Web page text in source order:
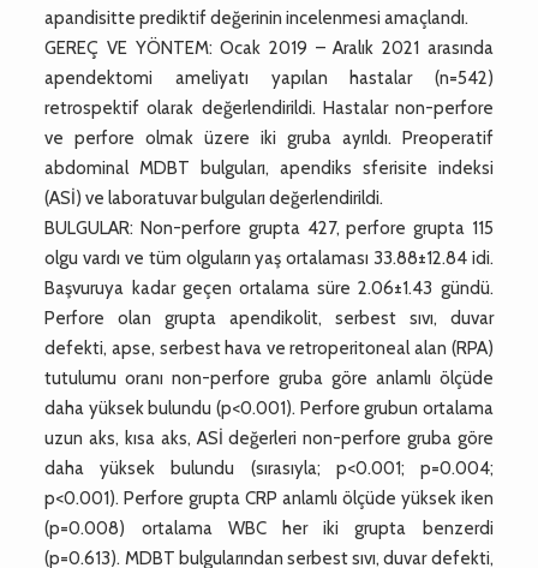
apandisitte prediktif değerinin incelenmesi amaçlandı.
GEREÇ VE YÖNTEM: Ocak 2019 – Aralık 2021 arasında
apendektomi ameliyatı yapılan hastalar (n=542)
retrospektif olarak değerlendirildi. Hastalar non-perfore
ve perfore olmak üzere iki gruba ayrıldı. Preoperatif
abdominal MDBT bulguları, apendiks sferisite indeksi
(ASİ) ve laboratuvar bulguları değerlendirildi.
BULGULAR: Non-perfore grupta 427, perfore grupta 115
olgu vardı ve tüm olguların yaş ortalaması 33.88±12.84 idi.
Başvuruya kadar geçen ortalama süre 2.06±1.43 gündü.
Perfore olan grupta apendikolit, serbest sıvı, duvar
defekti, apse, serbest hava ve retroperitoneal alan (RPA)
tutulumu oranı non-perfore gruba göre anlamlı ölçüde
daha yüksek bulundu (p<0.001). Perfore grubun ortalama
uzun aks, kısa aks, ASİ değerleri non-perfore gruba göre
daha yüksek bulundu (sırasıyla; p<0.001; p=0.004;
p<0.001). Perfore grupta CRP anlamlı ölçüde yüksek iken
(p=0.008) ortalama WBC her iki grupta benzerdi
(p=0.613). MDBT bulgularından serbest sıvı, duvar defekti,